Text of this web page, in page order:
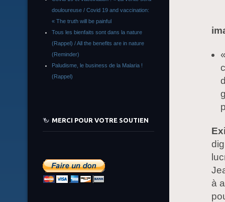
à
douloureuse / Covid 19 and vaccination:
« The truth will be painful
Tous les bienfaits sont dans la nature
(Rappel) / All the benefits are in nature
(Reminder)
Paludisme, le business de la Malaria !
(Rappel)
MERCI POUR VOTRE SOUTIEN